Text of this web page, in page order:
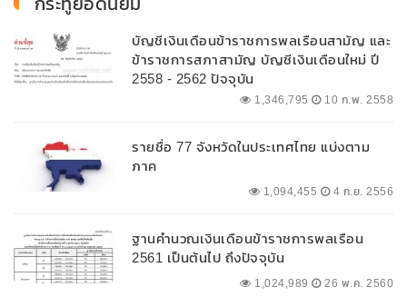
บัญชีเงินเดือนข้าราชการพลเรือนสามัญ และ
ข้าราชการสภาสามัญ บัญชีเงินเดือนใหม่ ปี
2558 - 2562 ปัจจุบัน
1,346,795 10 ก.พ. 2558
รายชื่อ 77 จังหวัดในประเทศไทย แบ่งตาม
ภาค
1,094,455 4 ก.ย. 2556
ฐานคำนวณเงินเดือนข้าราชการพลเรือน
2561 เป็นต้นไป ถึงปัจจุบัน
1,024,989 26 พ.ค. 2560